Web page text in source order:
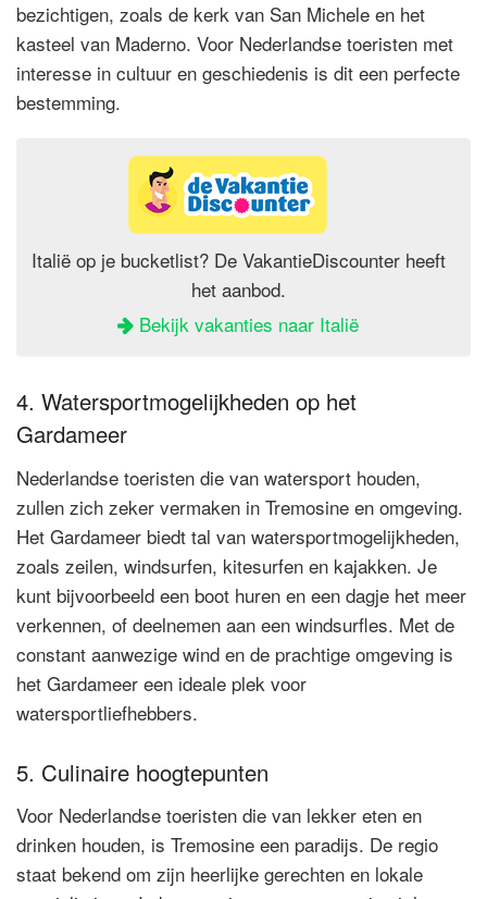
bezichtigen, zoals de kerk van San Michele en het
kasteel van Maderno. Voor Nederlandse toeristen met
interesse in cultuur en geschiedenis is dit een perfecte
bestemming.
Italië op je bucketlist? De VakantieDiscounter heeft
het aanbod.
Bekijk vakanties naar Italië
4. Watersportmogelijkheden op het
Gardameer
Nederlandse toeristen die van watersport houden,
zullen zich zeker vermaken in Tremosine en omgeving.
Het Gardameer biedt tal van watersportmogelijkheden,
zoals zeilen, windsurfen, kitesurfen en kajakken. Je
kunt bijvoorbeeld een boot huren en een dagje het meer
verkennen, of deelnemen aan een windsurfles. Met de
constant aanwezige wind en de prachtige omgeving is
het Gardameer een ideale plek voor
watersportliefhebbers.
5. Culinaire hoogtepunten
Voor Nederlandse toeristen die van lekker eten en
drinken houden, is Tremosine een paradijs. De regio
staat bekend om zijn heerlijke gerechten en lokale